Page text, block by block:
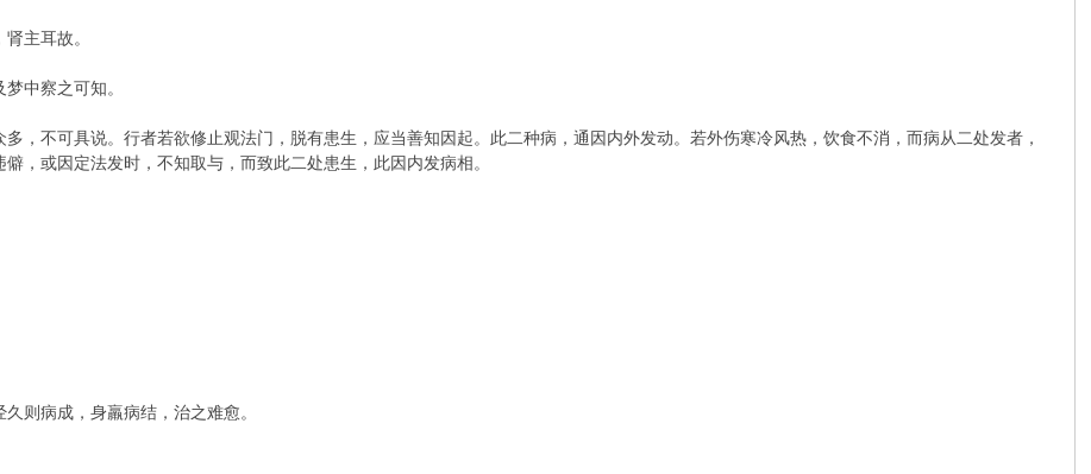
主耳故。
中察之可知。
，不可具说。行者若欲修止观法门，脱有患生，应当善知因起。此二种病，通因内外发动。若外伤寒冷风热，饮食不消，而病从二处发者，
，或因定法发时，不知取与，而致此二处患生，此因内发病相。
则病成，身羸病结，治之难愈。